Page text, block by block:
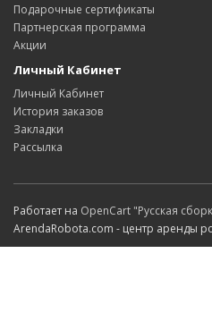
Подарочные сертификаты
Партнерская программа
Акции
Личный Кабинет
Личный Кабинет
История заказов
Закладки
Рассылка
Работает на OpenCart "Русская
ArendaRobota.com - центр аренды